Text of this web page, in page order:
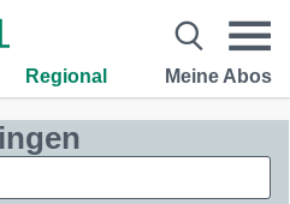
Regional Meine Abos